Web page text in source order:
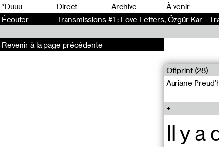
*Duuu Direct Archive
À venir
Écouter
Transmissions #1 : Love Letters, Özgür Kar -
Offprint (28)
Auriane
Il y a
Revenir à la page précédente